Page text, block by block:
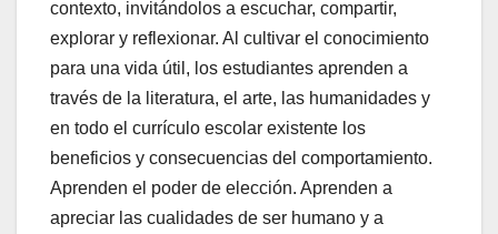
contexto, invitándolos a escuchar, compartir,
explorar y reflexionar. Al cultivar el conocimiento
para una vida útil, los estudiantes aprenden a
través de la literatura, el arte, las humanidades y
en todo el currículo escolar existente los
beneficios y consecuencias del comportamiento.
Aprenden el poder de elección. Aprenden a
apreciar las cualidades de ser humano y a